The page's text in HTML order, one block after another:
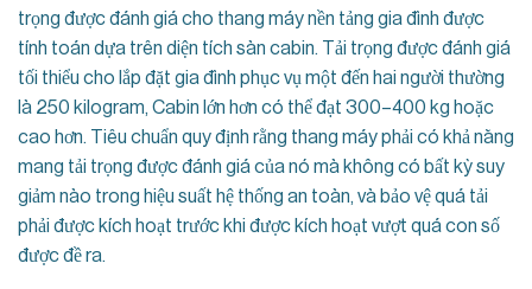
trọng được đánh giá cho thang máy nền tảng gia đình được
tính toán dựa trên diện tích sàn cabin. Tải trọng được đánh giá
tối thiểu cho lắp đặt gia đình phục vụ một đến hai người thường
là 250 kilogram, Cabin lớn hơn có thể đạt 300–400 kg hoặc
cao hơn. Tiêu chuẩn quy định rằng thang máy phải có khả năng
mang tải trọng được đánh giá của nó mà không có bất kỳ suy
giảm nào trong hiệu suất hệ thống an toàn, và bảo vệ quá tải
phải được kích hoạt trước khi được kích hoạt vượt quá con số
được đề ra.